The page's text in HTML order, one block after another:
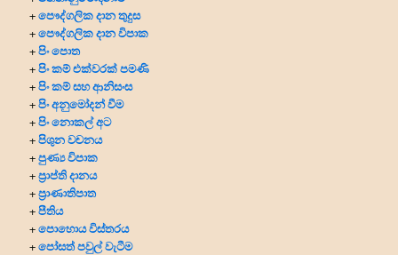
+පෞද්ගලික දානතුදුස
+පෞද්ගලික දාන විපාක
+පිං පොත
+පිං කම් එක්වරක් පමණි
+පිං කම් සහ ආනිසංස
+පිං අනුමෝදන් වීම
+පිං නොකල් අට
+පිශුන වචනය
+පුණ්‍ය විපාක
+ප්‍රාප්ති දානය
+ප්‍රාණාතිපාත
+පීතිය
+පොහොය විස්තරය
+පෝසත් පවුල් වැටීම